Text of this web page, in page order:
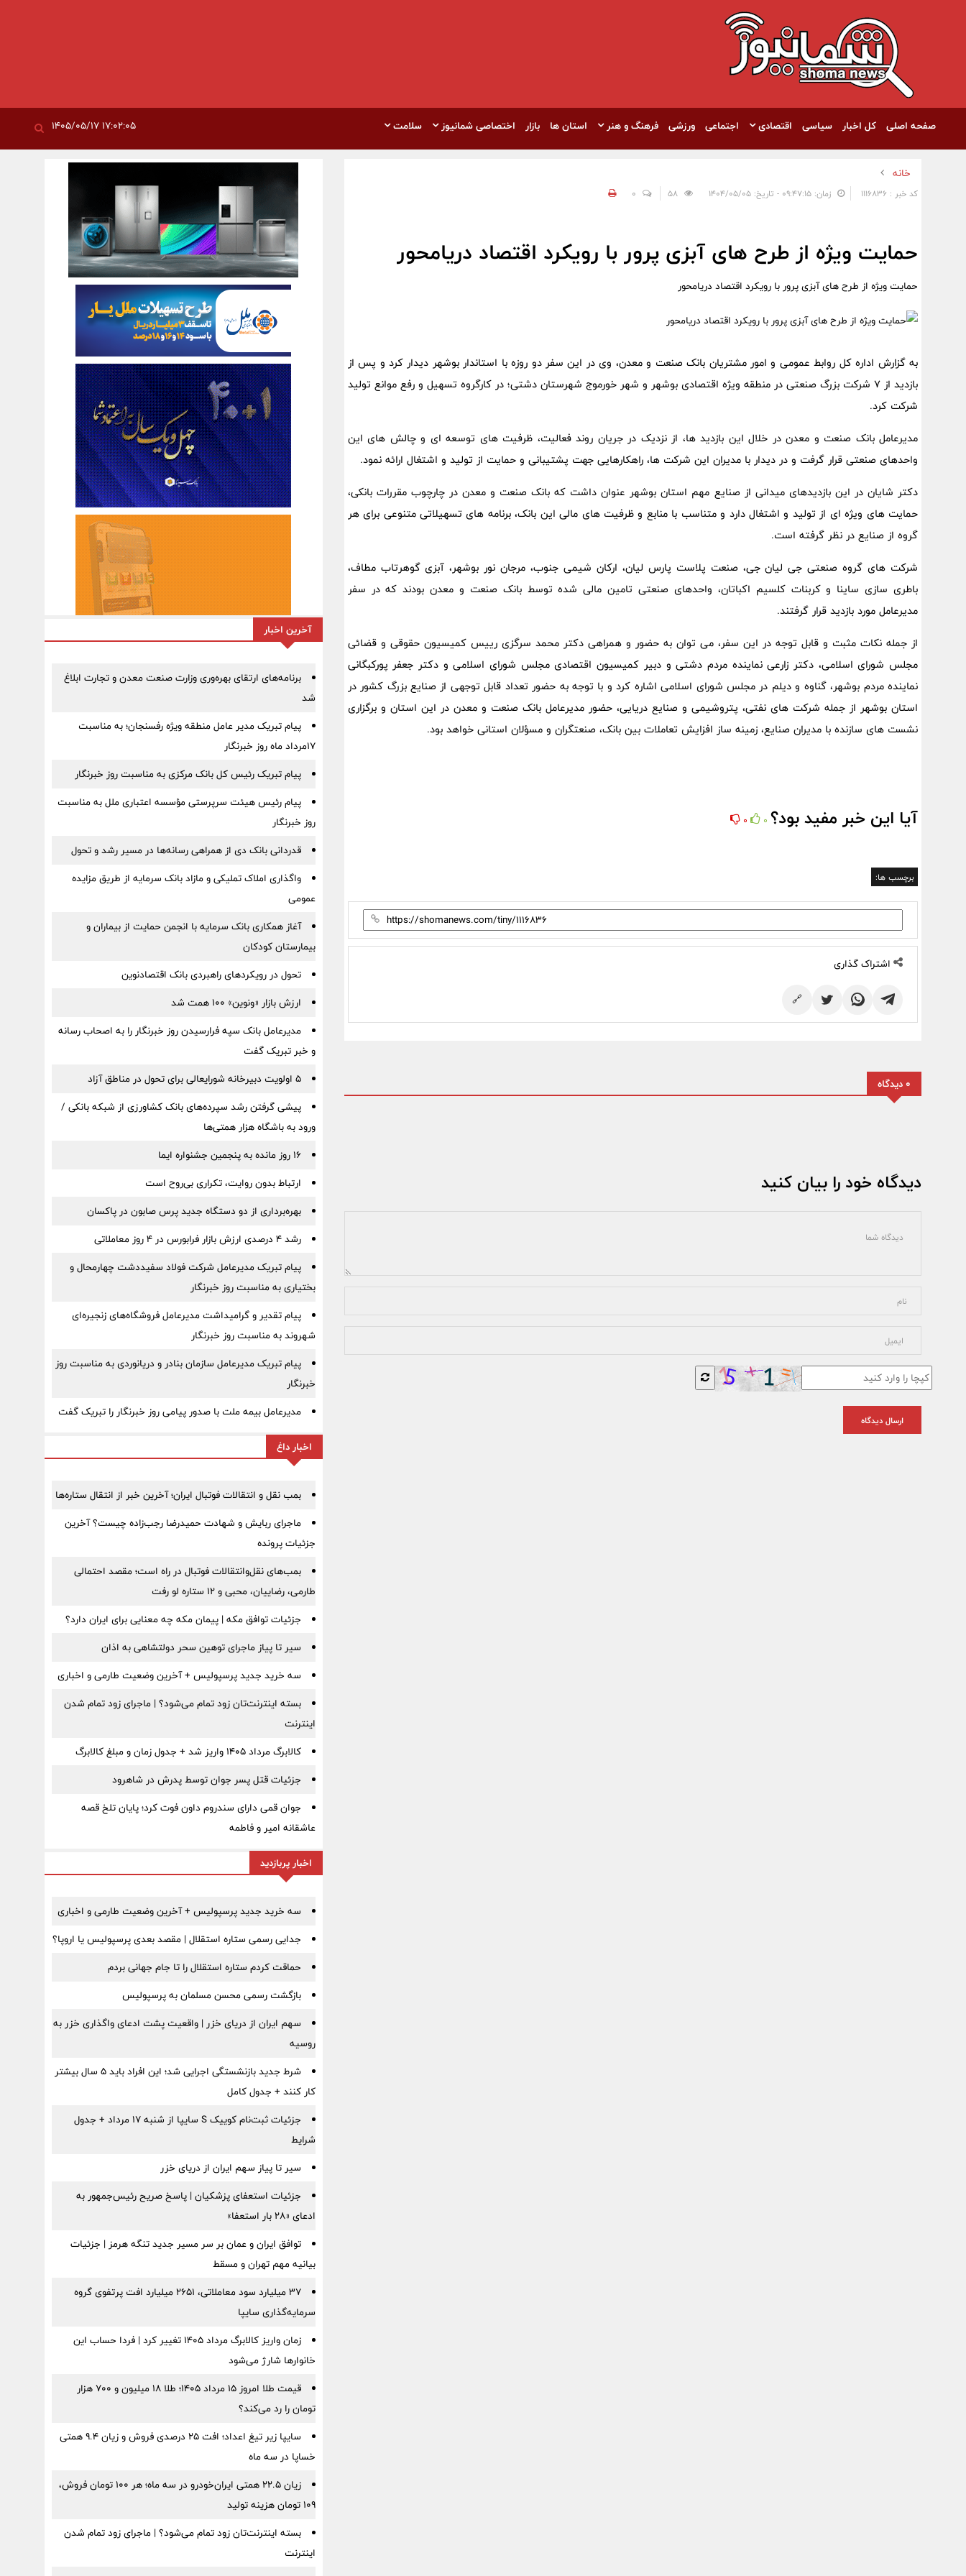
صفحه اصلی کل اخبار سیاسی اقتصادی اجتماعی ورزشی فرهنگ و هنر استان ها بازار اختصاصی شمانیوز سلامت
خانه
کد خبر : 1116836 زمان: ۰۹:۴۷:۱۵ - تاریخ: ۱۴۰۴/۰۵/۰۵ 0
حمایت ویژه از طرح های آبزی پرور با رویکرد اقتصاد دریامحور
حمایت ویژه از طرح های آبزی پرور با رویکرد اقتصاد دریامحور
به گزارش اداره کل روابط عمومی و امور مشتریان بانک صنعت و معدن، وی در این سفر دو روزه با استاندار بوشهر دیدار کرد و پس از
بازدید از 7 شرکت بزرگ صنعتی در منطقه ویژه اقتصادی بوشهر و شهر خورموج شهرستان دشتی؛ در کارگروه تسهیل و رفع موانع تولید
شرکت کرد.
مدیرعامل بانک صنعت و معدن در خلال این بازدید ها، از نزدیک در جریان روند فعالیت، ظرفیت های توسعه ای و چالش های این
واحدهای صنعتی قرار گرفت و در دیدار با مدیران این شرکت ها، راهکارهایی جهت پشتیبانی و حمایت از تولید و اشتغال ارائه نمود.
دکتر شایان در این بازدیدهای میدانی از صنایع مهم استان بوشهر عنوان داشت که بانک صنعت و معدن در چارچوب مقررات بانکی،
حمایت های ویژه ای از تولید و اشتغال دارد و متناسب با منابع و ظرفیت های مالی این بانک، برنامه های تسهیلاتی متنوعی برای هر
گروه از صنایع در نظر گرفته است.
شرکت های گروه صنعتی جی لیان جی، صنعت پلاست پارس لیان، ارکان شیمی جنوب، مرجان نور بوشهر، آبزی گوهرتاب مطاف،
باطری سازی ساینا و کربنات کلسیم اکباتان، واحدهای صنعتی تامین مالی شده توسط بانک صنعت و معدن بودند که در سفر
مدیرعامل مورد بازدید قرار گرفتند.
از جمله نکات مثبت و قابل توجه در این سفر، می توان به حضور و همراهی دکتر محمد سرگزی رییس کمیسیون حقوقی و قضائی
مجلس شورای اسلامی، دکتر زارعی نماینده مردم دشتی و دبیر کمیسیون اقتصادی مجلس شورای اسلامی و دکتر جعفر پورکبگانی
نماینده مردم بوشهر، گناوه و دیلم در مجلس شورای اسلامی اشاره کرد و با توجه به حضور تعداد قابل توجهی از صنایع بزرگ کشور در
استان بوشهر از جمله شرکت های نفتی، پتروشیمی و صنایع دریایی، حضور مدیرعامل بانک صنعت و معدن در این استان و برگزاری
نشست های سازنده با مدیران صنایع، زمینه ساز افزایش تعاملات بین بانک، صنعتگران و مسؤلان استانی خواهد بود.
آیا این خبر مفید بود؟ 0
0
برچسب ها:
اشتراک گذاری
🔗
0 دیدگاه
دیدگاه خود را بیان کنید
ارسال دیدگاه
آخرین اخبار
برنامه‌های ارتقای بهره‌وری وزارت صنعت معدن و تجارت ابلاغ
شد
پیام تبریک مدیر عامل منطقه ویژه رفسنجان؛ به مناسبت
۱۷مرداد ماه روز خبرنگار
پیام تبریک رئیس کل بانک مرکزی به مناسبت روز خبرنگار
پیام رئیس هیئت سرپرستی مؤسسه اعتباری ملل به مناسبت
روز خبرنگار
قدردانی بانک دی از همراهی رسانه‌ها در مسیر رشد و تحول
واگذاری املاک تملیکی و مازاد بانک سرمایه از طریق مزایده
عمومی
آغاز همکاری بانک سرمایه با انجمن حمایت از بیماران و
بیمارستان کودکان
تحول در رویکردهای راهبردی بانک اقتصادنوین
ارزش بازار «ونوین» 100 همت شد
مدیرعامل بانک سپه فرارسیدن روز خبرنگار را به اصحاب رسانه
و خبر تبریک گفت
5 اولویت دبیرخانه شورایعالی برای تحول در مناطق آزاد
پیشی گرفتن رشد سپرده‌های بانک کشاورزی از شبکه بانکی /
ورود به باشگاه هزار همتی‌ها
16 روز مانده به پنجمین جشنواره ایما
ارتباط بدون روایت، تکراری بی‌روح است
بهره‌برداری از دو دستگاه جدید پرس صابون در پاكسان
رشد ۴ درصدی ارزش بازار فرابورس در ۴ روز معاملاتی
پیام تبریک مدیرعامل شرکت فولاد سفیددشت چهارمحال و
بختیاری به مناسبت روز خبرنگار
پیام تقدیر و گرامیداشت مدیرعامل فروشگاه‌های زنجیره‌ای
شهروند به مناسبت روز خبرنگار
پیام تبریک مدیرعامل سازمان بنادر و دریانوردی به مناسبت روز
خبرنگار
مدیرعامل بیمه ملت با صدور پیامی روز خبرنگار را تبریک گفت
اخبار داغ
بمب نقل‌ و انتقالات فوتبال ایران؛ آخرین خبر از انتقال ستاره‌ها
ماجرای ربایش و شهادت حمیدرضا رجب‌زاده چیست؟ آخرین
جزئیات پرونده
بمب‌های نقل‌وانتقالات فوتبال در راه است؛ مقصد احتمالی
طارمی، رضاییان، محبی و ۱۲ ستاره لو رفت
جزئیات توافق مکه | پیمان مکه چه معنایی برای ایران دارد؟
سیر تا پیاز ماجرای توهین سحر دولتشاهی به اذان
سه خرید جدید پرسپولیس + آخرین وضعیت طارمی و اخباری
بسته اینترنت‌تان زود تمام می‌شود؟ | ماجرای زود تمام شدن
اینترنت
کالابرگ مرداد ۱۴۰۵ واریز شد + جدول زمان و مبلغ کالابرگ
جزئیات قتل پسر جوان توسط پدرش در شاهرود
جوان قمی دارای سندروم داون فوت کرد؛ پایان تلخ قصه
عاشقانه امیر و فاطمه
اخبار پربازدید
سه خرید جدید پرسپولیس + آخرین وضعیت طارمی و اخباری
جدایی رسمی ستاره استقلال | مقصد بعدی پرسپولیس یا اروپا؟
حماقت کردم ستاره استقلال را تا جام جهانی بردم
بازگشت رسمی محسن مسلمان به پرسپولیس
سهم ایران از دریای خزر | واقعیت پشت ادعای واگذاری خزر به
روسیه
شرط جدید بازنشستگی اجرایی شد؛ این افراد باید ۵ سال بیشتر
کار کنند + جدول کامل
جزئیات ثبت‌نام کوییک S سایپا از شنبه ۱۷ مرداد + جدول
شرایط
سیر تا پیاز سهم ایران از دریای خزر
جزئیات استعفای پزشکیان | پاسخ صریح رئیس‌جمهور به
ادعای «۲۸ بار استعفا»
توافق ایران و عمان بر سر مسیر جدید تنگه هرمز | جزئیات
بیانیه مهم تهران و مسقط
۳۷ میلیارد سود معاملاتی، ۲۶۵۱ میلیارد افت پرتفوی گروه
سرمایه‌گذاری سایپا
زمان واریز کالابرگ مرداد ۱۴۰۵ تغییر کرد | فردا حساب این
خانوارها شارژ می‌شود
قیمت طلا امروز ۱۵ مرداد ۱۴۰۵؛ طلا ۱۸ میلیون و ۷۰۰ هزار
تومان را رد می‌کند؟
سایپا زیر تیغ اعداد؛ افت ۲۵ درصدی فروش و زیان ۹.۴ همتی
خساپا در سه ماه
زیان ۲۲.۵ همتی ایران‌خودرو در سه ماه؛ هر ۱۰۰ تومان فروش،
۱۰۹ تومان هزینه تولید
بسته اینترنت‌تان زود تمام می‌شود؟ | ماجرای زود تمام شدن
اینترنت